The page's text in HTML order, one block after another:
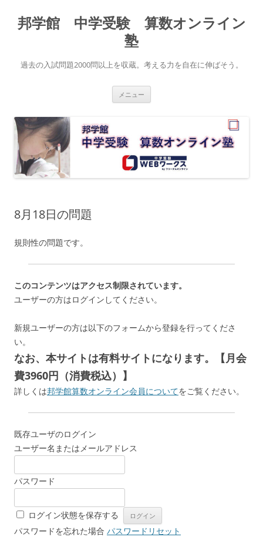
テ
ン
キ
ッ
邦学館 中学受験 算数オンライン
塾
過去の入試問題2000問以上を収蔵。考える力を自在に伸ばそう。
メニュー
8月18日の問題
規則性の問題です。
このコンテンツはアクセス制限されています。
ユーザーの方はログインしてください。
新規ユーザーの方は以下のフォームから登録を行ってくださ
い。
なお、本サイトは有料サイトになります。【月会
費3960円（消費税込）】
詳しくは邦学館算数オンライン会員についてをご覧ください。
既存ユーザのログイン
ユーザー名またはメールアドレス
パスワード
ログイン状態を保存する
パスワードを忘れた場合 パスワードリセット